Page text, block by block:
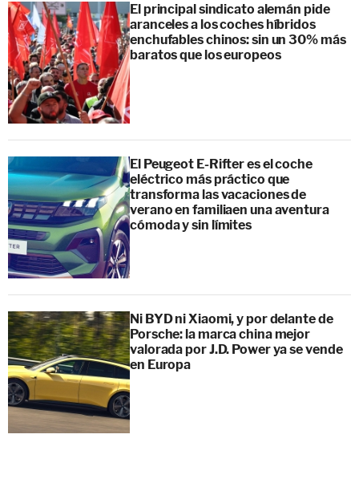
El principal sindicato alemán pide
aranceles a los coches híbridos
enchufables chinos: sin un 30% más
baratos que los europeos
El Peugeot E-Rifter es el coche
eléctrico más práctico que
transforma las vacaciones de
verano en familiaen una aventura
cómoda y sin límites
Ni BYD ni Xiaomi, y por delante de
Porsche: la marca china mejor
valorada por J.D. Power ya se vende
en Europa